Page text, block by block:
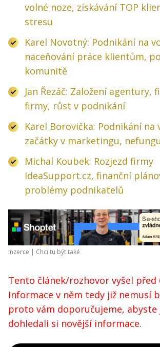
volné noze, získávání TOP
stresu
Karel Novotný: Podnikání na
naceňování práce klientům,
komunitě
Jan Řezáč: Založení agentury,
firmy, růst v podnikání
Karel Borovička: Podnikání na
začátky v marketingu,
Michal Koubek: Rozjezd firmy
IdeaSupport.cz, finanční
problémy podnikatelů
Inzerce | Chci tu být také
Tento článek/rozhovor vyšel před
Informace v něm tedy již nemusí
proto vám doporučujeme, abyste
dohledali si novější informace.